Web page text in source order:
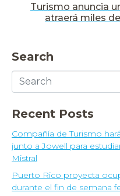
Turismo anuncia
atraerá miles
Search
Recent Posts
Compañía de Turismo
junto a Jowell para
Mistral
Puerto Rico proyecta
durante el fin de semana